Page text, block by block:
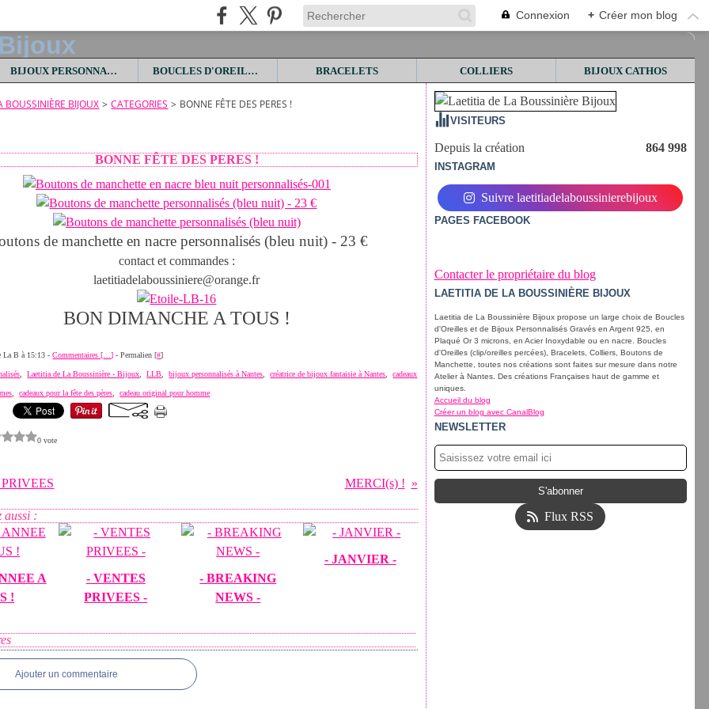
Connexion + Créer mon blog
BIJOUX PERSONNALISES BOUCLES D'OREILLES BRACELETS COLLIERS BIJOUX CATHOS
BOUSSINIÈRE BIJOUX > CATEGORIES > BONNE FÊTE DES PERES !
BONNE FÊTE DES PERES !
de manchette en nacre personnalisés (bleu nuit) - 23 €
contact et commandes :
laetitiadelaboussiniere@orange.fr
BON DIMANCHE A TOUS !
La B à 15:13 -Commentaires [ …] - Permalien [#]
,Laetitia de La Boussinière - Bijoux ,LLB ,bijoux personnalisés à Nantes ,créatrice de bijoux fantaisie à Nantes ,cadeaux
,cadeaux pour la fête des pères ,cadeau original pour homme
0 vote
MERCI(s) !
aussi :
A
!
- VENTES
PRIVEES -
- BREAKING
NEWS -
- JANVIER -
Ajouter un commentaire
VISITEURS
Depuis la création 864 998
INSTAGRAM
Suivre laetitiadelaboussinierebijoux
PAGES FACEBOOK
Contacter le propriétaire du blog
LAETITIA DE LA BOUSSINIÈRE BIJOUX
Laetitia de La Boussinière Bijoux propose un large choix de Boucles
d'Oreilles et de Bijoux Personnalisés Gravés en Argent 925, en
Plaqué Or 3 microns, en Acier Inoxydable ou en nacre. Boucles
d'Oreilles (clip/oreilles percées), Bracelets, Colliers, Boutons de
Manchette, toutes nos créations sont faites sur mesure dans notre
Atelier à Nantes. Des créations Françaises haut de gamme et
uniques.
Accueil du blog
Créer un blog avec CanalBlog
NEWSLETTER
Flux RSS